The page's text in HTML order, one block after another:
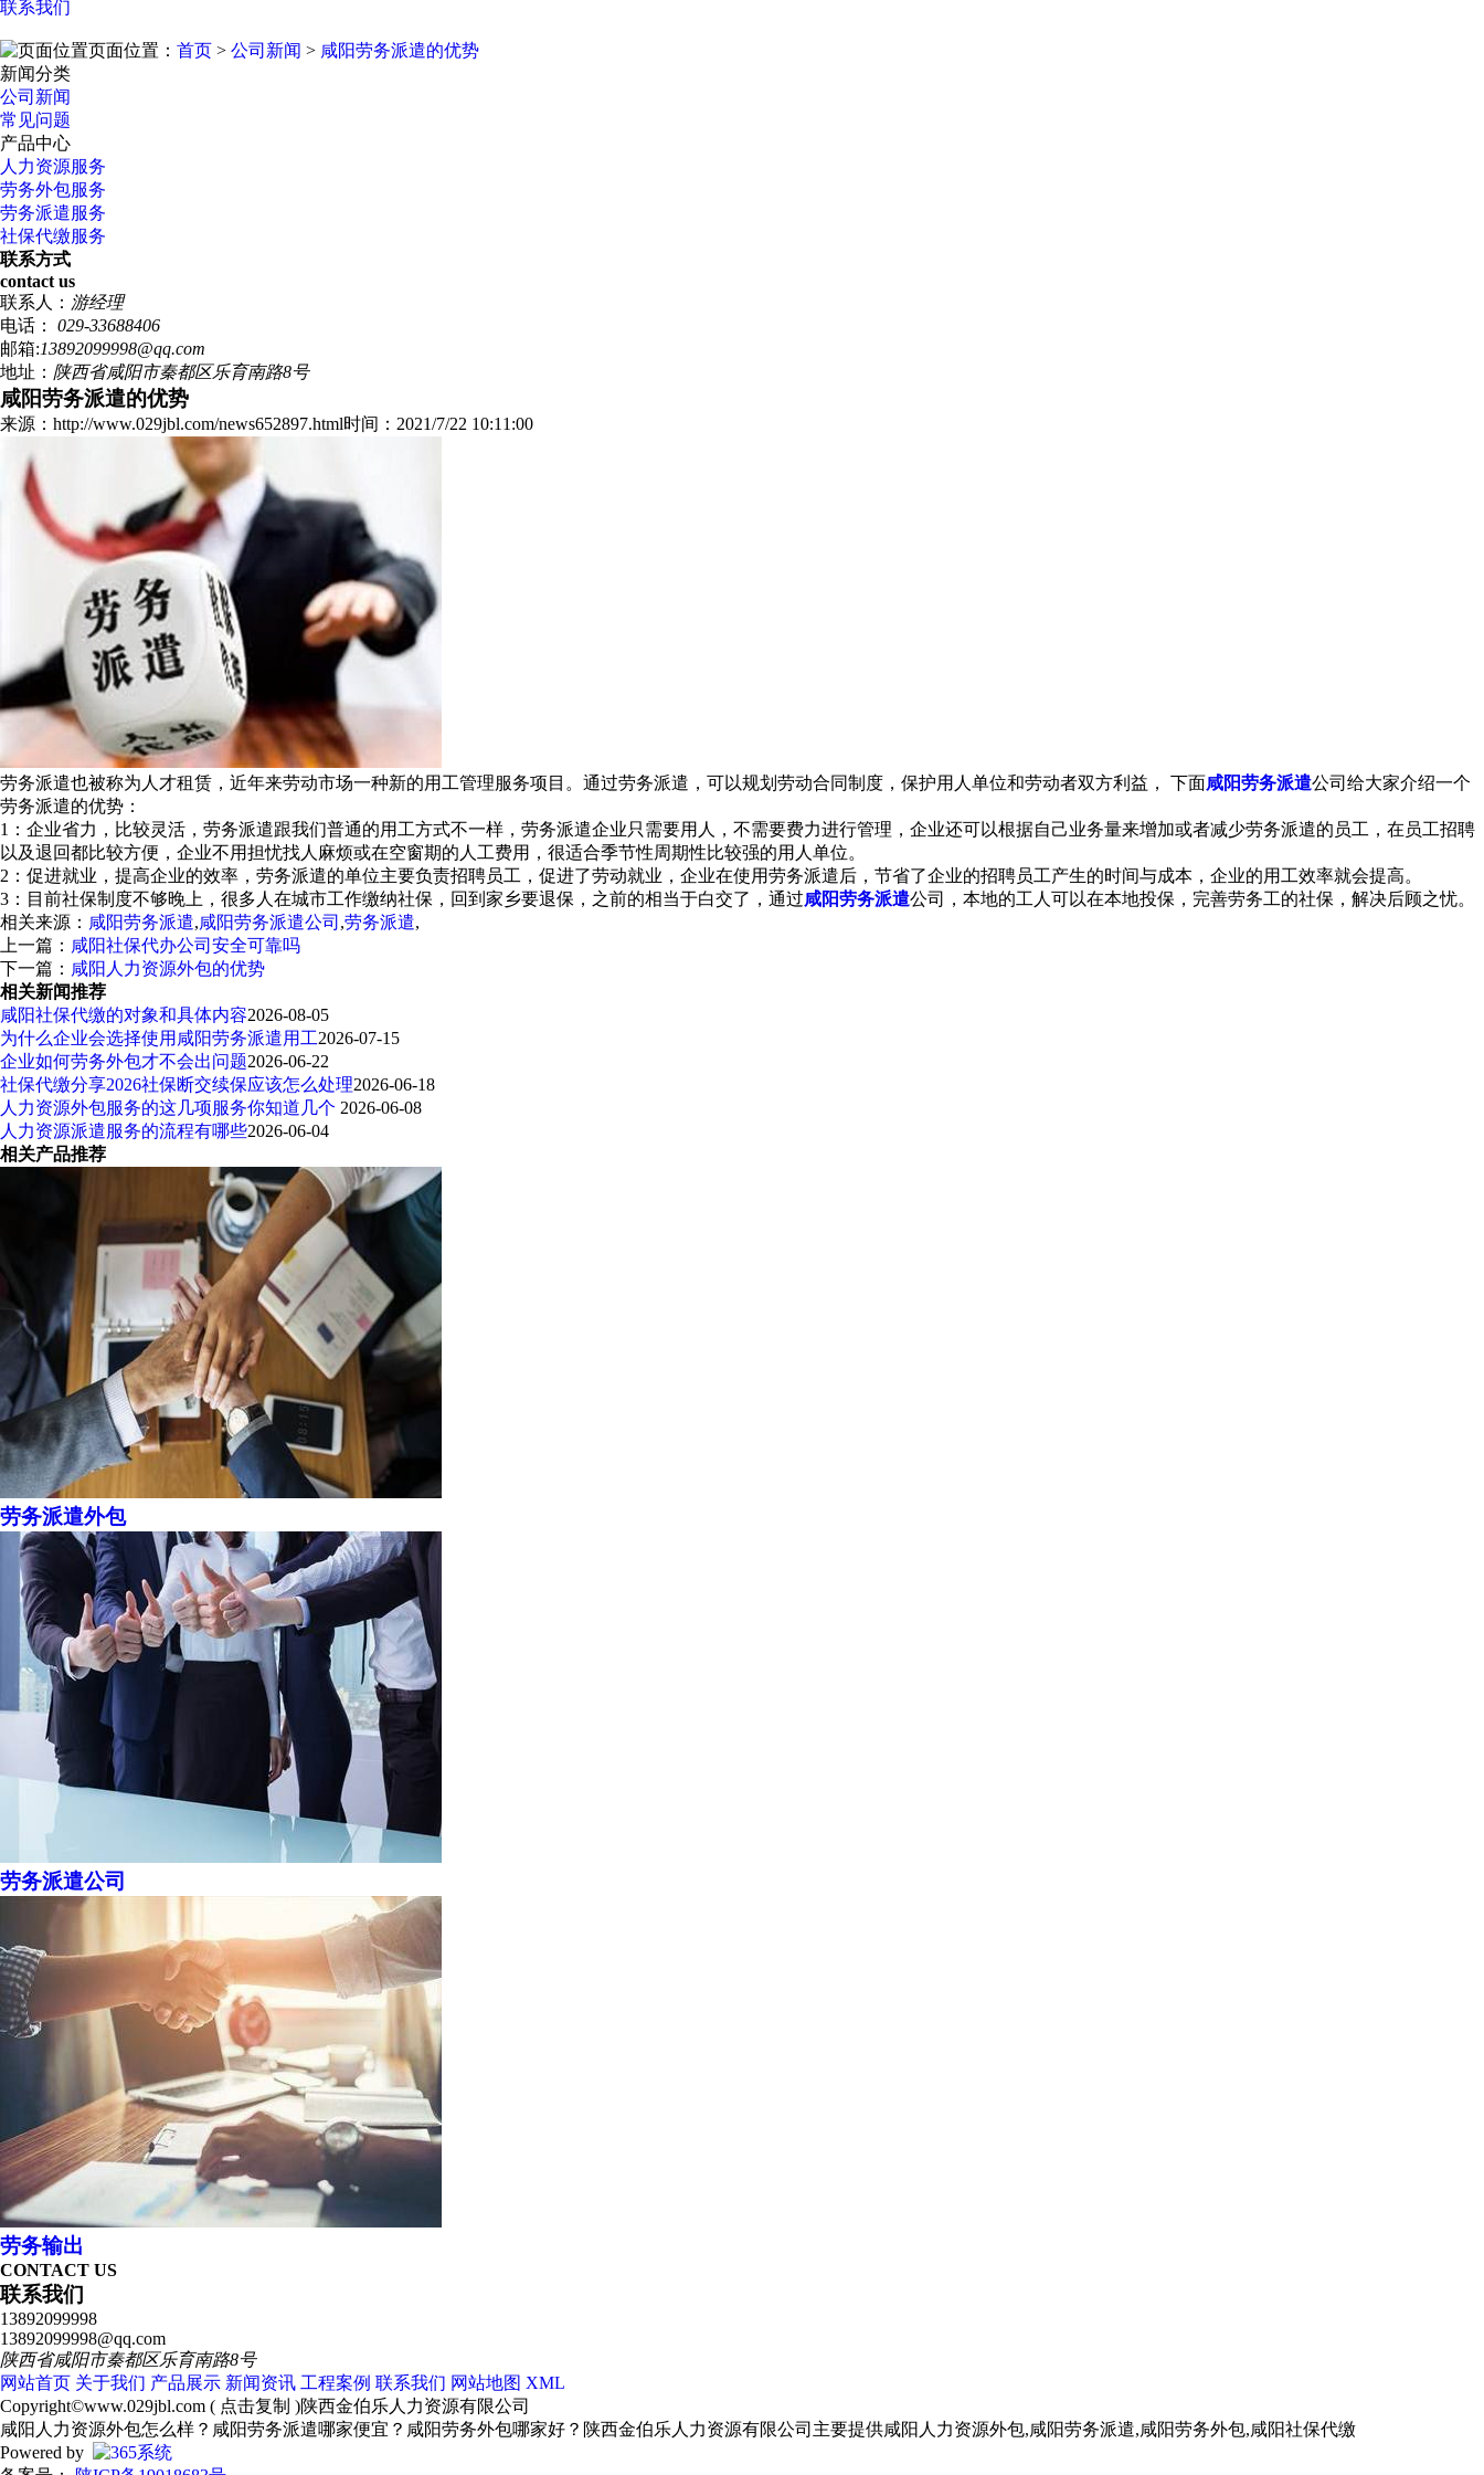
联系我们
页面位置： 首页 > 公司新闻 > 咸阳劳务派遣的优势
新闻分类
公司新闻
常见问题
产品中心
人力资源服务
劳务外包服务
劳务派遣服务
社保代缴服务
联系方式
contact us
联系人： 游经理
电话： 029-33688406
邮箱:13892099998@qq.com
地址： 陕西省咸阳市秦都区乐育南路8号
咸阳劳务派遣的优势
来源：http://www.029jbl.com/news652897.html时间：2021/7/22 10:11:00
劳务派遣也被称为人才租赁，近年来劳动市场一种新的用工管理服务项目。通过劳务派遣，可以规划劳动合同制度，保护用人单位和劳动者双方利益， 下面咸阳劳务派遣公司给大家介绍一个
劳务派遣的优势：
1：企业省力，比较灵活，劳务派遣跟我们普通的用工方式不一样，劳务派遣企业只需要用人，不需要费力进行管理，企业还可以根据自己业务量来增加或者减少劳务派遣的员工，在员工招聘
以及退回都比较方便，企业不用担忧找人麻烦或在空窗期的人工费用，很适合季节性周期性比较强的用人单位。
2：促进就业，提高企业的效率，劳务派遣的单位主要负责招聘员工，促进了劳动就业，企业在使用劳务派遣后，节省了企业的招聘员工产生的时间与成本，企业的用工效率就会提高。
3：目前社保制度不够晚上，很多人在城市工作缴纳社保，回到家乡要退保，之前的相当于白交了，通过咸阳劳务派遣公司，本地的工人可以在本地投保，完善劳务工的社保，解决后顾之忧。
相关来源： 咸阳劳务派遣,咸阳劳务派遣公司 ,劳务派遣,
上一篇： 咸阳社保代办公司安全可靠吗
下一篇： 咸阳人力资源外包的优势
相关新闻推荐
咸阳社保代缴的对象和具体内容2026-08-05
为什么企业会选择使用咸阳劳务派遣用工2026-07-15
企业如何劳务外包才不会出问题2026-06-22
社保代缴分享2026社保断交续保应该怎么处理2026-06-18
人力资源外包服务的这几项服务你知道几个 2026-06-08
人力资源派遣服务的流程有哪些2026-06-04
相关产品推荐
劳务派遣外包
劳务派遣公司
劳务输出
CONTACT US
联系我们
13892099998
13892099998@qq.com
陕西省咸阳市秦都区乐育南路8号
网站首页 关于我们 产品展示 新闻资讯 工程案例 联系我们 网站地图 XML
Copyright©www.029jbl.com ( 点击复制 )陕西金伯乐人力资源有限公司
咸阳人力资源外包怎么样？咸阳劳务派遣哪家便宜？咸阳劳务外包哪家好？陕西金伯乐人力资源有限公司主要提供咸阳人力资源外包,咸阳劳务派遣,咸阳劳务外包,咸阳社保代缴
Powered by